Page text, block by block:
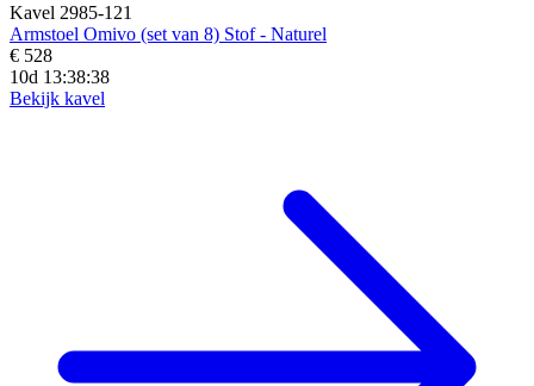
Kavel 2985-121
Armstoel Omivo (set van 8) Stof - Naturel
€ 528
10d 13:38:36
Bekijk kavel